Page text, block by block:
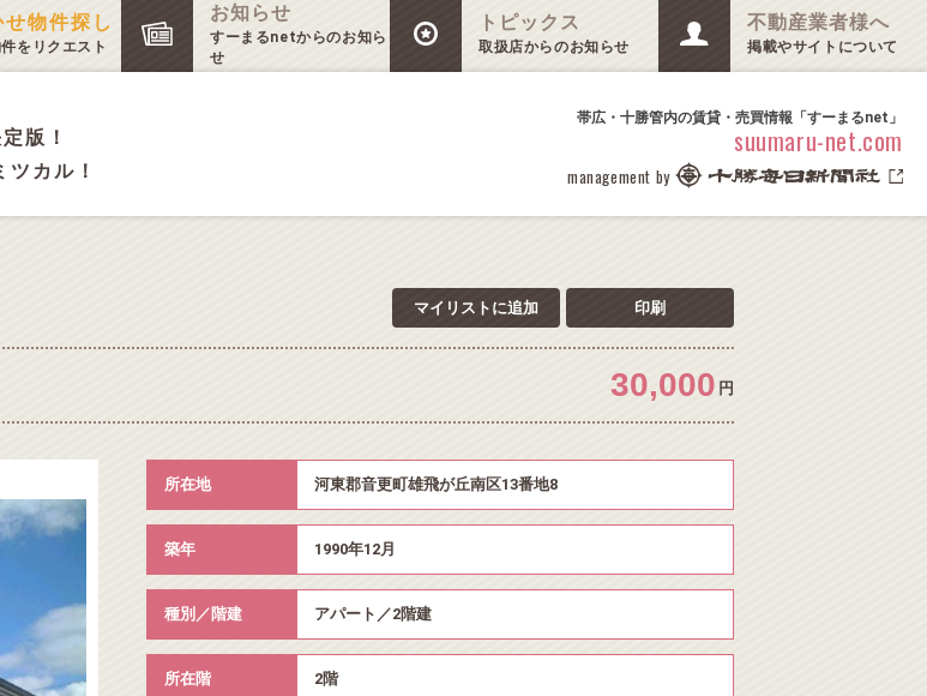
せ物件探し
をリクエスト
お知らせ
すーまるnetからのお知ら
せ
トピックス
取扱店からのお知らせ
不動産業者様へ
掲載やサイトについて
版！
ツカル！
帯広・十勝管内の賃貸・売買情報「すーまるnet」
suumaru-net.com
management by
マイリストに追加 印刷
30,000 円
所在地 河東郡音更町雄飛が丘南区13番地8
築年 1990年12月
種別／階建 アパート／2階建
所在階 2階